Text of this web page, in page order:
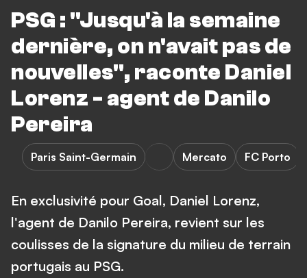
PSG : "Jusqu'à la semaine
dernière, on n'avait pas de
nouvelles", raconte Daniel
Lorenz - agent de Danilo
Pereira
Paris Saint-Germain Mercato FC Porto
En exclusivité pour Goal, Daniel Lorenz,
l'agent de Danilo Pereira, revient sur les
coulisses de la signature du milieu de terrain
portugais au PSG.